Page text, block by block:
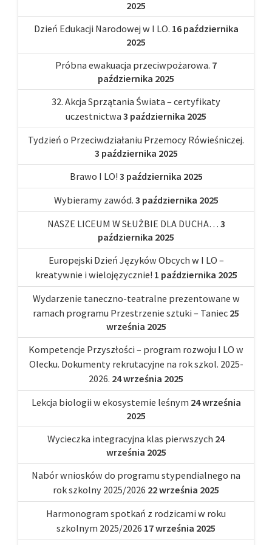
2025
Dzień Edukacji Narodowej w I LO. 16 października
2025
Próbna ewakuacja przeciwpożarowa. 7
października 2025
32. Akcja Sprzątania Świata – certyfikaty
uczestnictwa 3 października 2025
Tydzień o Przeciwdziałaniu Przemocy Rówieśniczej.
3 października 2025
Brawo I LO! 3 października 2025
Wybieramy zawód. 3 października 2025
NASZE LICEUM W SŁUŻBIE DLA DUCHA… 3
października 2025
Europejski Dzień Języków Obcych w I LO –
kreatywnie i wielojęzycznie! 1 października 2025
Wydarzenie taneczno-teatralne prezentowane w
ramach programu Przestrzenie sztuki – Taniec 25
września 2025
Kompetencje Przyszłości – program rozwoju I LO w
Olecku. Dokumenty rekrutacyjne na rok szkol. 2025-
2026. 24 września 2025
Lekcja biologii w ekosystemie leśnym 24 września
2025
Wycieczka integracyjna klas pierwszych 24
września 2025
Nabór wniosków do programu stypendialnego na
rok szkolny 2025/2026 22 września 2025
Harmonogram spotkań z rodzicami w roku
szkolnym 2025/2026 17 września 2025